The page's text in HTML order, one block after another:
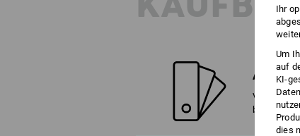
besten
Ihr
Um
auf
KI-
dies